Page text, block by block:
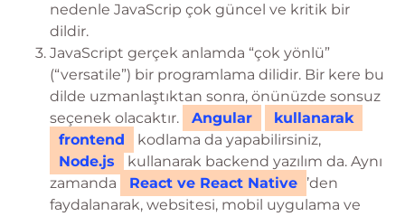
nedenle JavaScrip çok güncel ve kritik bir
dildir.
JavaScript gerçek anlamda “çok yönlü”
(“versatile”) bir programlama dilidir. Bir kere bu
dilde uzmanlaştıktan sonra, önünüzde sonsuz
seçenek olacaktır.
Angular
kullanarak
frontend
kodlama da yapabilirsiniz,
Node.js
kullanarak backend yazılım da. Aynı
zamanda
React ve React Native ’den
faydalanarak, websitesi, mobil uygulama ve